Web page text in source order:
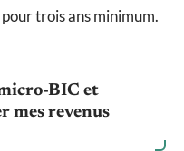
trois ans minimum.
BIC et
mes revenus